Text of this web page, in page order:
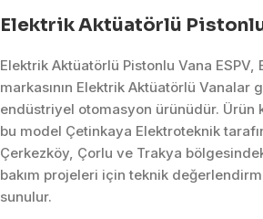
Elektrik Aktüatörlü Pistonlu
Elektrik Aktüatörlü Pistonlu Vana ESPV,
markasının Elektrik Aktüatörlü Vanalar
endüstriyel otomasyon ürünüdür. Ürün
bu model Çetinkaya Elektroteknik
Çerkezköy, Çorlu ve Trakya
bakım projeleri için teknik
sunulur.